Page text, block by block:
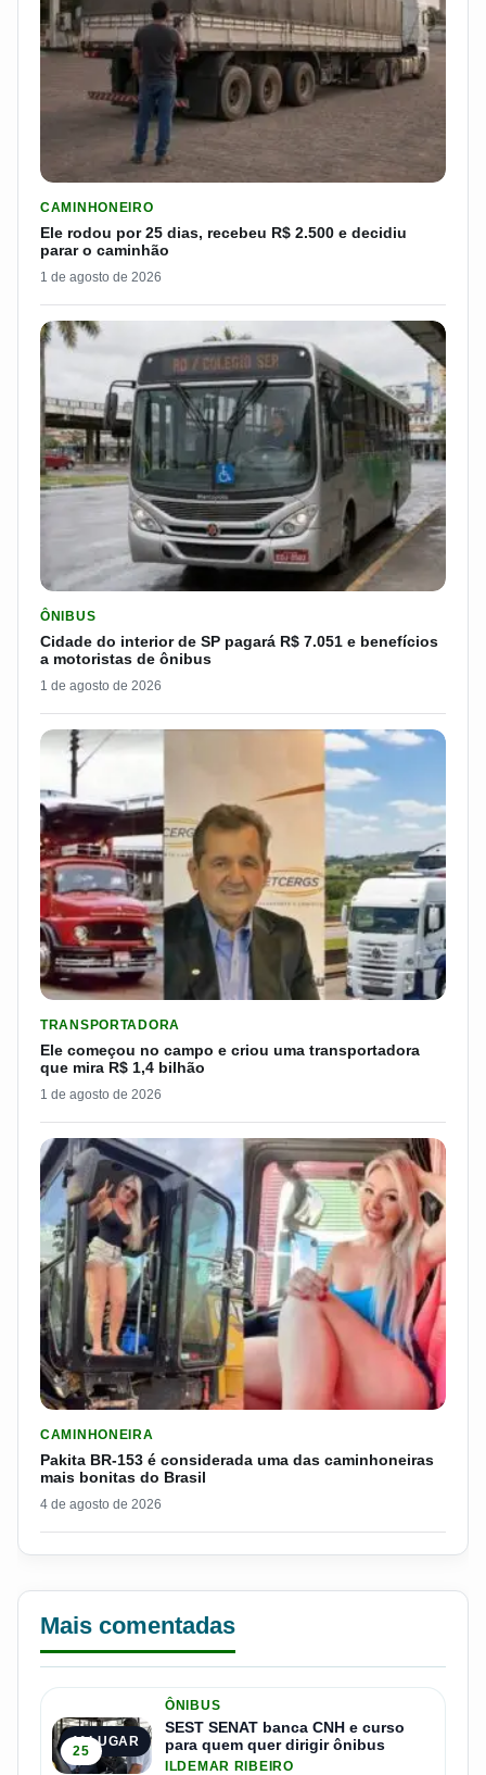
CAMINHONEIRO
Ele rodou por 25 dias, recebeu R$ 2.500 e decidiu
parar o caminhão
1 de agosto de 2026
ÔNIBUS
Cidade do interior de SP pagará R$ 7.051 e benefícios
a motoristas de ônibus
1 de agosto de 2026
TRANSPORTADORA
Ele começou no campo e criou uma transportadora
que mira R$ 1,4 bilhão
1 de agosto de 2026
CAMINHONEIRA
Pakita BR-153 é considerada uma das caminhoneiras
mais bonitas do Brasil
4 de agosto de 2026
Mais comentadas
1º LUGAR
25
ÔNIBUS
SEST SENAT banca CNH e curso
para quem quer dirigir ônibus
ILDEMAR RIBEIRO